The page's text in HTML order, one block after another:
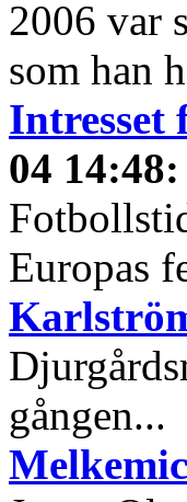
2006 var
som han
Intresset
04 14:48:
Europas
gången...